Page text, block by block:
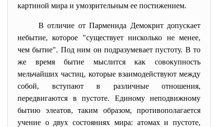
картиной мира и умозрительным ее постижением.
В отличие от Парменида Демокрит допускает
небытие, которое "существует нисколько не менее,
чем бытие". Под ним он подразумевает пустоту. В то
же время бытие мыслится как совокупность
мельчайших частиц, которые взаимодействуют между
собой, вступают в различные отношения,
передвигаются в пустоте. Единому неподвижному
бытию элеатов, таким образом, противополагается
учение о двух состояниях мира: атомах и пустоте,